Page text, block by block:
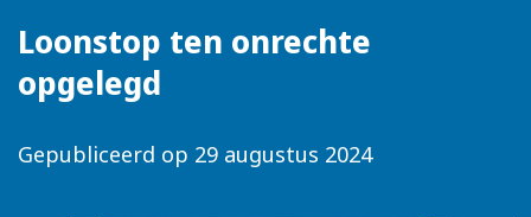
Loonstop ten onrechte
opgelegd
Gepubliceerd op 29 augustus 2024